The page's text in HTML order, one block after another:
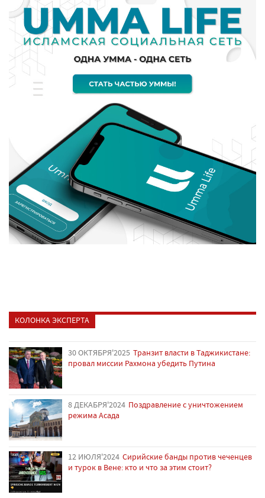
КОЛОНКА ЭКСПЕРТА
30 ОКТЯБРЯ'2025 Транзит власти в Таджикистане:
провал миссии Рахмона убедить Путина
8 ДЕКАБРЯ'2024 Поздравление с уничтожением
режима Асада
12 ИЮЛЯ'2024 Сирийские банды против чеченцев
и турок в Вене: кто и что за этим стоит?